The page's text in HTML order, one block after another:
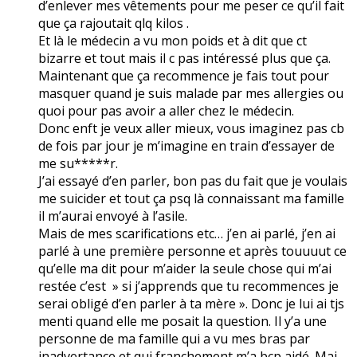
d’enlever mes vêtements pour me peser ce qu’il fait
que ça rajoutait qlq kilos .
Et là le médecin a vu mon poids et à dit que ct
bizarre et tout mais il c pas intéressé plus que ça.
Maintenant que ça recommence je fais tout pour
masquer quand je suis malade par mes allergies ou
quoi pour pas avoir a aller chez le médecin.
Donc enft je veux aller mieux, vous imaginez pas cb
de fois par jour je m’imagine en train d’essayer de
me su*****r.
J’ai essayé d’en parler, bon pas du fait que je voulais
me suicider et tout ça psq là connaissant ma famille
il m’aurai envoyé à l’asile.
Mais de mes scarifications etc… j’en ai parlé, j’en ai
parlé à une première personne et après touuuut ce
qu’elle ma dit pour m’aider la seule chose qui m’ai
restée c’est » si j’apprends que tu recommences je
serai obligé d’en parler à ta mère ». Donc je lui ai tjs
menti quand elle me posait la question. Il y’a une
personne de ma famille qui a vu mes bras par